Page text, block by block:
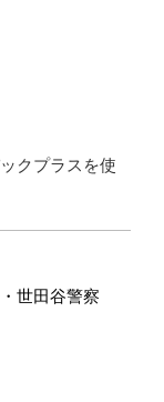
クプラスを使
世田谷警察